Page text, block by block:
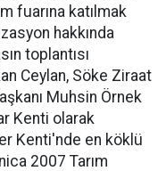
fuarına katılmak
hakkında
toplantısı
Ceylan, Söke Ziraat
Muhsin Örnek
Kenti olarak
Kenti'nde en köklü
2007 Tarım